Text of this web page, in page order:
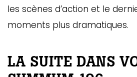
les scènes d’action et le
moments plus dramatiques.
LA SUITE DANS